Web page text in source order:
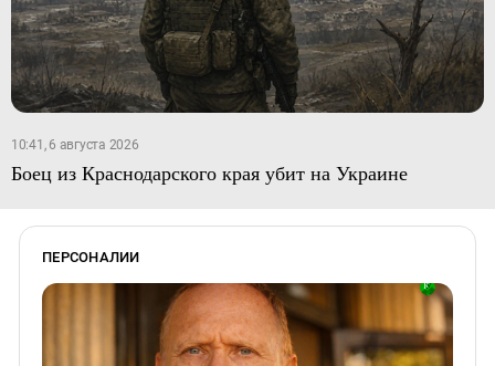
10:41, 6 августа 2026
Боец из Краснодарского края убит на Украине
ПЕРСОНАЛИИ